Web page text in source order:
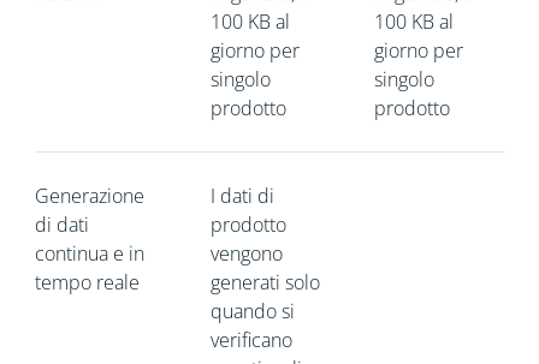
100 KB al
giorno per
singolo
prodotto
100 KB al
giorno per
singolo
prodotto
Generazione
di dati
continua e in
tempo reale
I dati di
prodotto
vengono
generati solo
quando si
verificano